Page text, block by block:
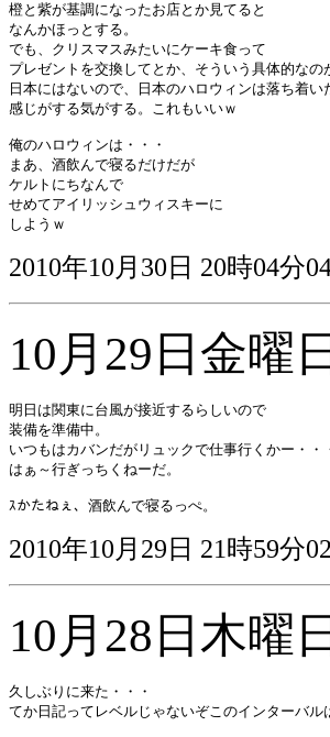
橙と紫が基調になったお店とか見てると
なんかほっとする。
でも、クリスマスみたいにケーキ食って
プレゼントを交換してとか、そういう具体的なの
日本にはないので、日本のハロウィンは落ち着い
感じがする気がする。これもいいｗ
俺のハロウィンは・・・
まあ、酒飲んで寝るだけだが
ケルトにちなんで
せめてアイリッシュウィスキーに
2010年10月30日 20時04分
10月29日金曜日
明日は関東に台風が接近するらしいので
装備を準備中。
いつもはカバンだがリュックで仕事行くかー・・
はぁ～行ぎっちくねーだ。
ｽかたねぇ、酒飲んで寝るっぺ。
2010年10月29日 21時59分
10月28日木曜日
久しぶりに来た・・・
てか日記ってレベルじゃないぞこのインターバル